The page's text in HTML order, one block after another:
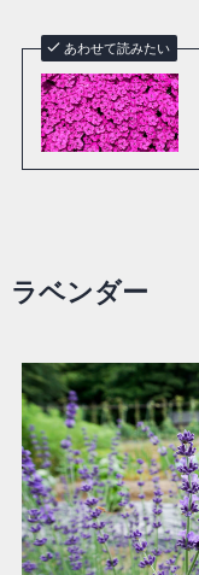
あわせて読みたい
ラベンダー